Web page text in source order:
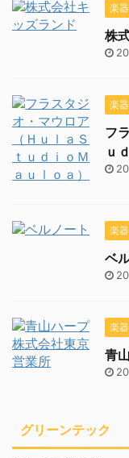
楽
株
楽
フ
ｕ
楽
ベ
楽
青
グリーンテック